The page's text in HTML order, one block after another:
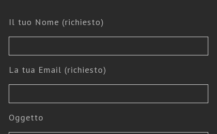
Il tuo Nome (richiesto)
La tua Email (richiesto)
Oggetto